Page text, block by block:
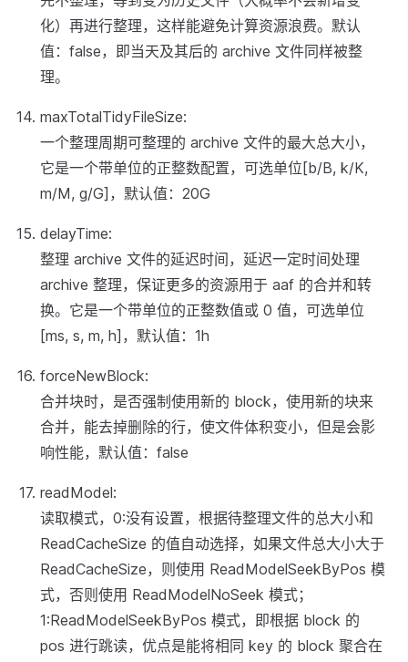
化）再进行整理，这样能避免计算资源浪费。默认
值：false，即当天及其后的 archive 文件同样被整
理。
maxTotalTidyFileSize:
一个整理周期可整理的 archive 文件的最大总大小，
它是一个带单位的正整数配置，可选单位[b/B, k/K,
m/M, g/G]，默认值：20G
delayTime:
整理 archive 文件的延迟时间，延迟一定时间处理
archive 整理，保证更多的资源用于 aaf 的合并和转
换。它是一个带单位的正整数值或 0 值，可选单位
[ms, s, m, h]，默认值：1h
forceNewBlock:
合并块时，是否强制使用新的 block，使用新的块来
合并，能去掉删除的行，使文件体积变小，但是会影
响性能，默认值：false
readModel:
读取模式，0:没有设置，根据待整理文件的总大小和
ReadCacheSize 的值自动选择，如果文件总大小大于
ReadCacheSize，则使用 ReadModelSeekByPos 模
式，否则使用 ReadModelNoSeek 模式；
1:ReadModelSeekByPos 模式，即根据 block 的
pos 进行跳读，优点是能将相同 key 的 block 聚合在